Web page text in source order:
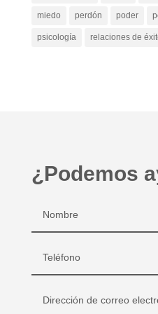
miedo perdón poder
psicología relaciones de
¿Podemos